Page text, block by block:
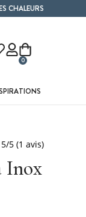
CHALEURS
0
Inox